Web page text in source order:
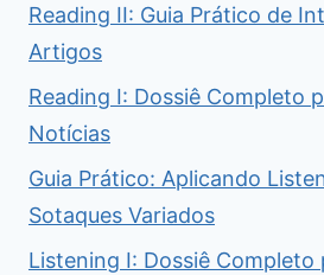
Reading II: Guia Prático de
Artigos
Reading I: Dossiê Completo
Notícias
Guia Prático: Aplicando
Sotaques Variados
Listening I: Dossiê Completo